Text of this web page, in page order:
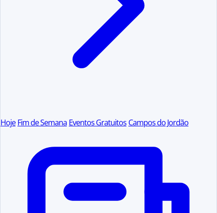
Hoje Fim de Semana Eventos Gratuitos Campos do Jordão